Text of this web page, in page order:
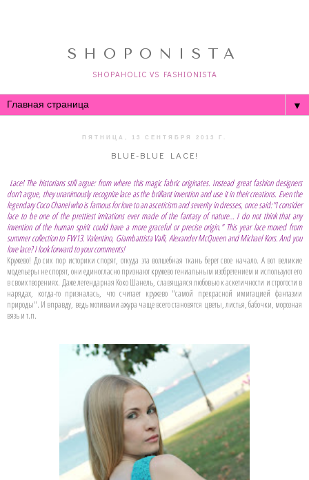
SHOPONISTA
SHOPAHOLIC VS FASHIONISTA
▼
ПЯТНИЦА, 13 СЕНТЯБРЯ 2013 Г.
BLUE-BLUE LACE!
Lace! The historians still argue: from where this magic fabric originates. Instead great fashion designers
don't argue, they unanimously recognize lace as the brilliant invention and use it in their creations. Even the
legendary Coco Chanel who is famous for love to an asceticism and severity in dresses, once said:"I consider
lace to be one of the prettiest imitations ever made of the fantasy of nature… I do not think that any
invention of the human spirit could have a more graceful or precise origin." This year lace moved from
summer collection to FW13. Valentino, Giambattista Valli, Alexander McQueen and Michael Kors. And you
love lace? I look forward to your comments!
Кружево! До сих пор историки спорят, откуда эта волшебная ткань берет свое начало. А вот великие
модельеры не спорят, они единогласно признают кружево гениальным изобретением и используют его
в своих творениях. Даже легендарная Коко Шанель, славящаяся любовью к аскетичности и строгости в
нарядах, когда-то призналась, что считает кружево "самой прекрасной имитацией фантазии
природы". И вправду, ведь мотивами ажура чаще всего становятся цветы, листья, бабочки, морозная
вязьи т.п.